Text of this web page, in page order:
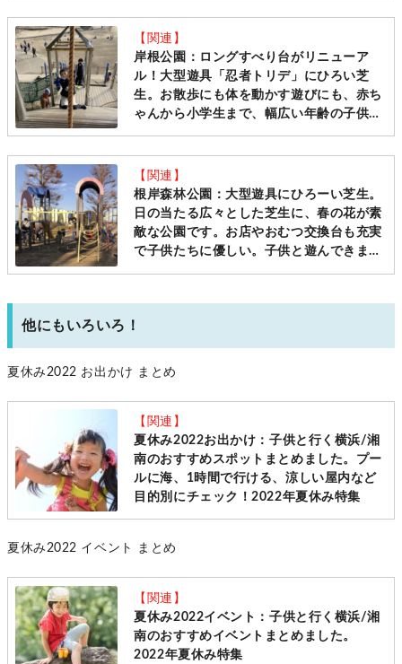
【関連】
岸根公園：ロングすべり台がリニューア
ル！大型遊具「忍者トリデ」にひろい芝
生。お散歩にも体を動かす遊びにも、赤ち
ゃんから小学生まで、幅広い年齢の子供が
【関連】
根岸森林公園：大型遊具にひろーい芝生。
日の当たる広々とした芝生に、春の花が素
敵な公園です。お店やおむつ交換台も充実
で子供たちに優しい。子供と遊んできまし
他にもいろいろ！
夏休み2022 お出かけ まとめ
【関連】
夏休み2022お出かけ：子供と行く横浜/湘
南のおすすめスポットまとめました。プー
ルに海、1時間で行ける、涼しい屋内など
目的別にチェック！2022年夏休み特集
夏休み2022 イベント まとめ
【関連】
夏休み2022イベント：子供と行く横浜/湘
南のおすすめイベントまとめました。
2022年夏休み特集